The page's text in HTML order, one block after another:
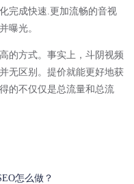
完成快速.更加流畅的音视
曝光。
方式。事实上，斗阴视频
无区别。提价就能更好地获
的不仅仅是总流量和总流
怎么做？